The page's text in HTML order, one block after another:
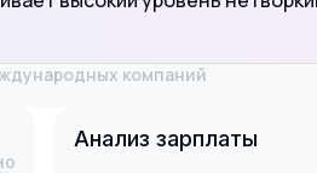
компаний
Анализ зарплаты